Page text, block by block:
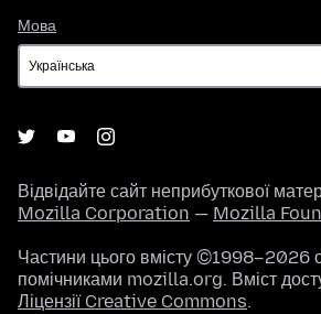
Мова
Відвідайте сайт неприбуткової
Mozilla Corporation — Mozilla
Частини цього вмісту ©1998–2026
помічниками mozilla.org. Вміст
Ліцензії Creative Commons.